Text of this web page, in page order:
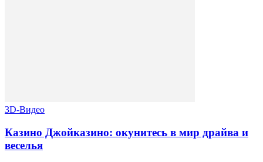
3D-Видео
Казино Джойказино: окунитесь в мир драйва и
веселья